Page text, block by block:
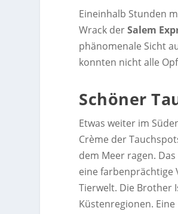
Eineinhalb Stunden
Wrack derSalem
phänomenale Sicht
konnten nicht alle
Schöner
Etwas weiter im
Crème der
dem Meer ragen.
eine farbenprächtige
Tierwelt. Die Brother
Küstenregionen.